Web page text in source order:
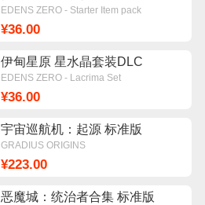
EDENS ZERO - Starter Item pack
¥36.00
伊甸星原 星水晶套装DLC
EDENS ZERO - Lacrima Set
¥36.00
宇宙巡航机：起源 标准版
GRADIUS ORIGINS
¥223.00
恶魔城：统治者合集 标准版